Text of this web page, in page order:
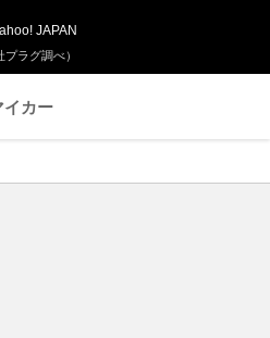
ラグ調べ）
JAPAN
イカー